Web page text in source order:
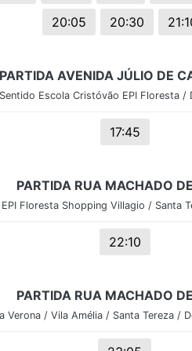
20:05
20:30
PARTIDA AVENIDA JÚLIO DE
Sentido Escola Cristóvão EPI Floresta /
17:45
PARTIDA RUA MACHADO
Floresta Shopping Villagio / Santa
22:10
PARTIDA RUA MACHADO
Verona / Vila Amélia / Santa Tereza /